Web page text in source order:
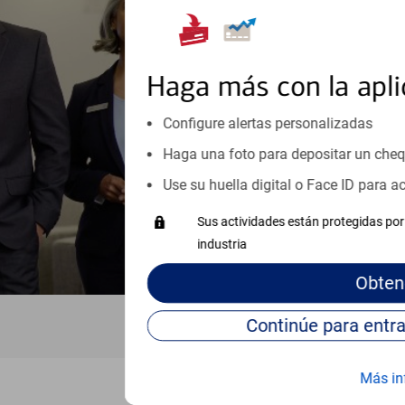
Haga más con la
Configure alertas personalizadas
Haga una foto para depositar un
Use su huella digital o Face ID para
Sus actividades están protegidas
industria
Más
orientación que necesita, en
inicio o crecimiento de su
esté listo, un especialista
Vea si nuestro centro de